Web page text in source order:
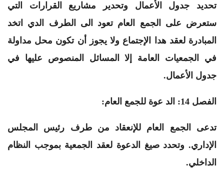
تحديد جدول الأعمال وتحدير مشاريع القرارات التي
ستعرض على الجمع العام تعود الى الطرف الدي اتخد
المبادرة لعقد هدا الإجتماع ولا يجوز أن تكون محل مداولة
في الجمعيات العامة إلا المسائل المنصوص عليها في
جدول الأعمال.
الفصل 14: الد عوة للجمع العام:
تدعى الجمع العام للإنعقاد من طرف رئيس المجلس
الإداري. وتحدد صيغ الدعوة لعقد الجمعية بموجب النظام
الداخلي.